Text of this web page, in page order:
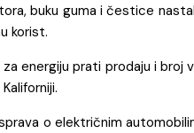
buku guma i čestice
korist.
za energiju prati prodaju i
o električnim